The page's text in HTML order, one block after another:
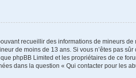
recueillir des informations de mineurs
de moins de 13 ans. Si vous n’êtes pas
phpBB Limited et les propriétaires de ce
dans la question « Qui contacter pour les